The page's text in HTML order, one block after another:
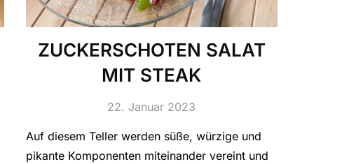
ZUCKERSCHOTEN SALAT
MIT STEAK
22. Januar 2023
Auf diesem Teller werden süße, würzige und
pikante Komponenten miteinander vereint und